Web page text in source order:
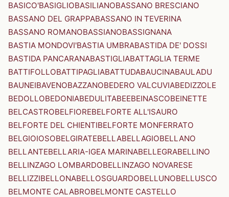
BASICO'BASIGLIOBASILIANOBASSANO BRESCIANO
BASSANO DEL GRAPPABASSANO IN TEVERINA
BASSANO ROMANOBASSIANOBASSIGNANA
BASTIA MONDOVI'BASTIA UMBRABASTIDA DE' DOSSI
BASTIDA PANCARANABASTIGLIABATTAGLIA TERME
BATTIFOLLOBATTIPAGLIABATTUDABAUCINABAULADU
BAUNEIBAVENOBAZZANOBEDERO VALCUVIABEDIZZOLE
BEDOLLOBEDONIABEDULITABEEBEINASCOBEINETTE
BELCASTROBELFIOREBELFORTE ALL'ISAURO
BELFORTE DEL CHIENTIBELFORTE MONFERRATO
BELGIOIOSOBELGIRATEBELLABELLAGIOBELLANO
BELLANTEBELLARIA-IGEA MARINABELLEGRABELLINO
BELLINZAGO LOMBARDOBELLINZAGO NOVARESE
BELLIZZIBELLONABELLOSGUARDOBELLUNOBELLUSCO
BELMONTE CALABROBELMONTE CASTELLO